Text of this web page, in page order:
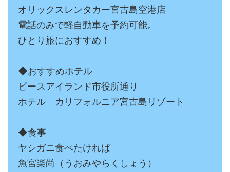
オリックスレンタカー宮古島空港店
電話のみで軽自動車を予約可能。
ひとり旅におすすめ！
◆おすすめホテル
ピースアイランド市役所通り
ホテル カリフォルニア宮古島リゾート
◆食事
ヤシガニ食べたければ
魚宮楽尚（うおみやらくしょう）